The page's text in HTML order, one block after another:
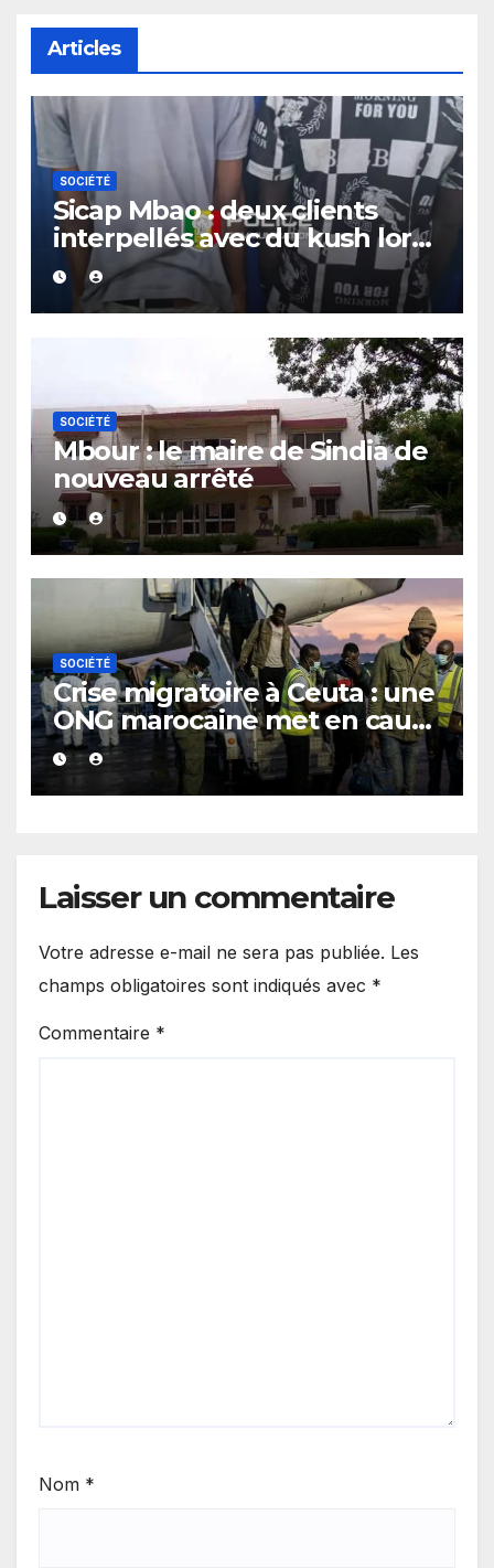
Articles
SOCIÉTÉ
Sicap Mbao : deux clients
interpellés avec du kush lors
d’un contrôle de police dans
un bar
SOCIÉTÉ
Mbour : le maire de Sindia de
nouveau arrêté
SOCIÉTÉ
Crise migratoire à Ceuta : une
ONG marocaine met en cause
les responsabilités de Rabat
et de Madrid
Laisser un commentaire
Votre adresse e-mail ne sera pas publiée. Les
champs obligatoires sont indiqués avec *
Commentaire *
Nom *